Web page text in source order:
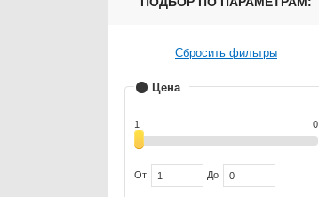
Сбросить фильтры
Цена
1 0
От До